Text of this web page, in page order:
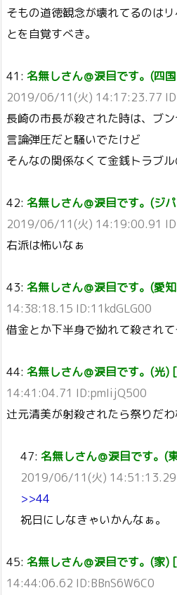
そもの道徳観念が壊れてるのは
とを自覚すべき。
41: 名無しさん＠涙目です。(四
2019/06/11(火) 14:17:23.77
長崎の市長が殺された時は、ブ
言論弾圧だと騒いでたけど
そんなの関係なくて金銭トラブ
42: 名無しさん＠涙目です。(ジ
2019/06/11(火) 14:19:00.91
右派は怖いなぁ
43: 名無しさん＠涙目です。(愛
14:38:18.15 ID:11kdGLG00
借金とか下半身で拗れて殺されて
44: 名無しさん＠涙目です。(光)
14:41:04.71 ID:pmIijQ500
辻元清美が射殺されたら祭りだわ
47: 名無しさん＠涙目です。(
2019/06/11(火) 14:51:13.29
>>44
祝日にしなきゃいかんなぁ。
45: 名無しさん＠涙目です。(家)
14:44:06.62 ID:BBnS6W6C0